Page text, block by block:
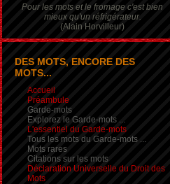
Pour les mots et le fromage c'est bien
mieux qu'un réfrigérateur.
(Alain Horvilleur)
DES MOTS, ENCORE DES
MOTS...
Accueil
Préambule
Garde-mots
Explorez le Garde-mots ...
L'essentiel du Garde-mots
Tous les mots du Garde-mots ...
Mots rares
Citations sur les mots
Déclaration Universelle du Droit des
Mots